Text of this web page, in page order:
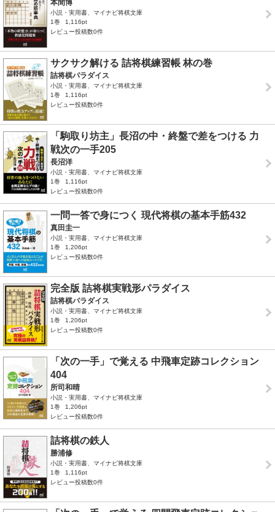
本間博
小説・実用書、マイナビ将棋文庫
1巻
1,116pt
レビュー投稿数0件
サクサク解ける 詰将棋練習帳 林の巻
詰将棋パラダイス
小説・実用書、マイナビ将棋文庫
1巻
1,116pt
レビュー投稿数0件
「駒取り坊主」長沼の中・終盤で差をつける 力
戦次の一手205
長沼洋
小説・実用書、マイナビ将棋文庫
1巻
1,116pt
レビュー投稿数0件
一問一答で身につく 現代将棋の基本手筋432
真田圭一
小説・実用書、マイナビ将棋文庫
1巻
1,206pt
レビュー投稿数0件
完全版 詰将棋実戦形パラダイス
詰将棋パラダイス
小説・実用書、マイナビ将棋文庫
1巻
1,206pt
レビュー投稿数0件
「次の一手」で覚える 中飛車定跡コレクション
404
所司和晴
小説・実用書、マイナビ将棋文庫
1巻
1,206pt
レビュー投稿数0件
詰将棋の鉄人
勝浦修
小説・実用書、マイナビ将棋文庫
1巻
1,116pt
レビュー投稿数0件